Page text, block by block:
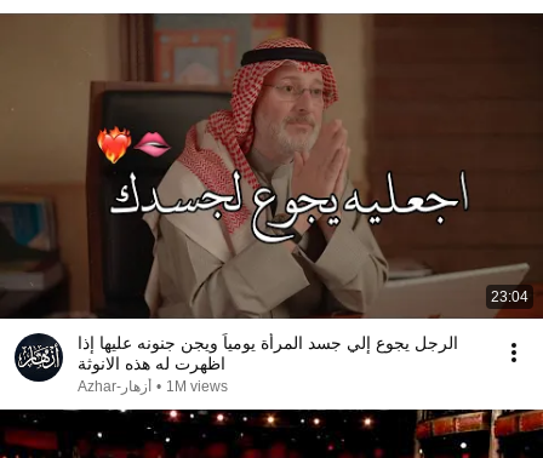
23:04
الرجل يجوع إلي جسد المرأة يومياً ويجن جنونه عليها إذا
اظهرت له هذه الانوثة
أزهار-Azhar • 1M views